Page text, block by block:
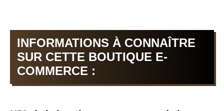
INFORMATIONS À CONNAÎTRE
SUR CETTE BOUTIQUE E-
COMMERCE :